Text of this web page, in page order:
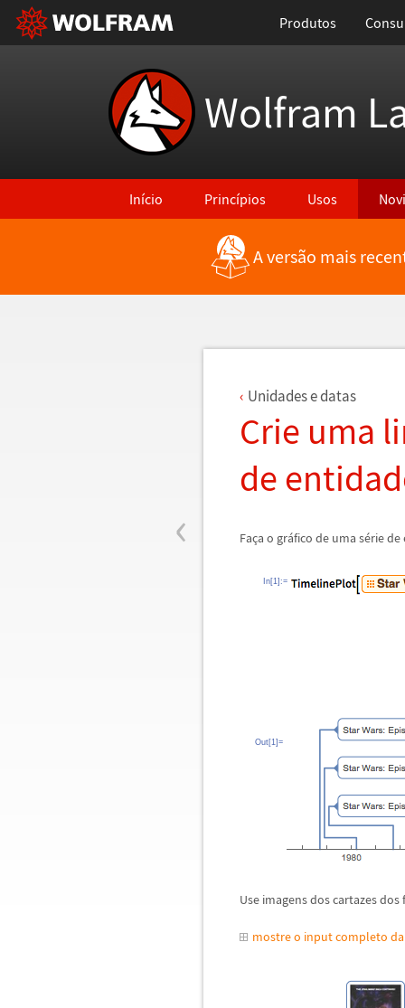
Produtos
Wolfram
Início Princípios Usos
Voltar para Últimas Novidades
A versão mais
‹
Unidades e datas
Crie uma
de
Faça o gráfico de uma série
In[1]:=
Out[1]=
Use imagens dos cartazes
mostre o input completo